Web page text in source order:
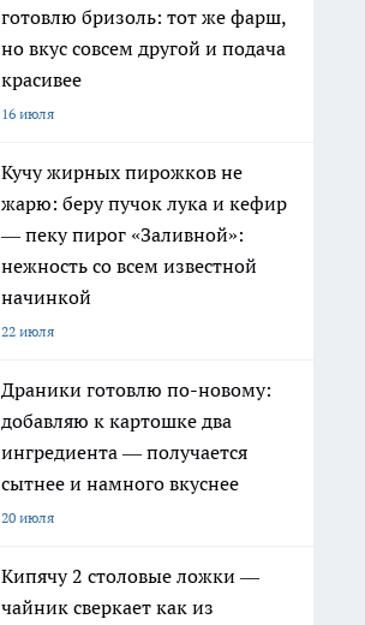
готовлю бризоль: тот же фарш,
но вкус совсем другой и подача
красивее
16 июля
Кучу жирных пирожков не
жарю: беру пучок лука и кефир
— пеку пирог «Заливной»:
нежность со всем известной
начинкой
22 июля
Драники готовлю по-новому:
добавляю к картошке два
ингредиента — получается
сытнее и намного вкуснее
20 июля
Кипячу 2 столовые ложки —
чайник сверкает как из